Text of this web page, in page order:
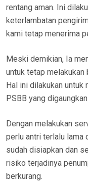
rentang aman. Ini
keterlambatan
kami tetap menerima
Meski demikian, Ia
untuk tetap
Hal ini dilakukan
PSBB yang
Dengan melakukan
perlu antri terlalu lama
sudah disiapkan dan
risiko terjadinya
berkurang.